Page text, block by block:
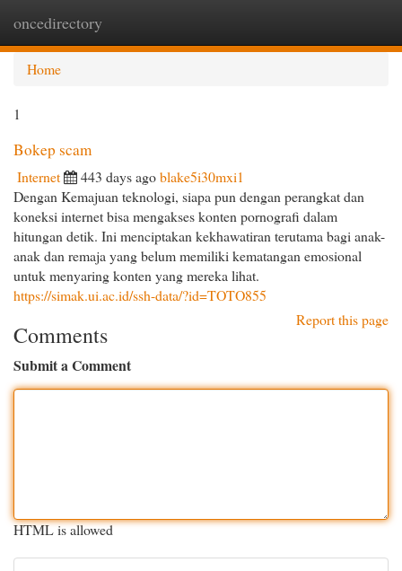
oncedirectory
Home
1
Bokep scam
Internet 443 days agoblake5i30mxi1
Dengan Kemajuan teknologi, siapa pun dengan perangkat dan
koneksi internet bisa mengakses konten pornografi dalam
hitungan detik. Ini menciptakan kekhawatiran terutama bagi anak-
anak dan remaja yang belum memiliki kematangan emosional
untuk menyaring konten yang mereka lihat.
https://simak.ui.ac.id/ssh-data/?id=TOTO855
Report this page
Comments
Submit a Comment
HTML is allowed